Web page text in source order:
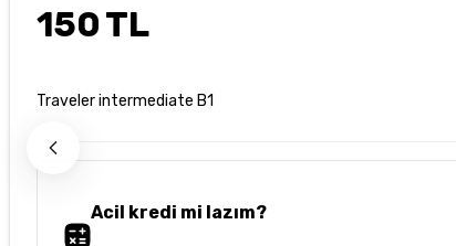
150 TL
Traveler intermediate B1
Acil kredi mi lazım?